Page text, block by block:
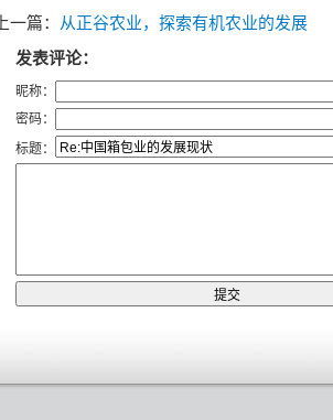
上一篇：
从正谷农业，探索有机农业的发展
发表评论：
昵称：
密码：
标题：